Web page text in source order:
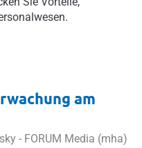
am
- FORUM Media (mha)